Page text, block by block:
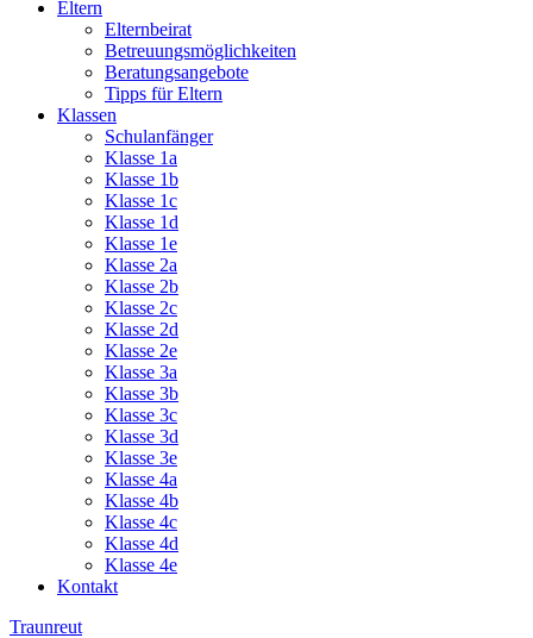
Eltern
Elternbeirat
Betreuungsmöglichkeiten
Beratungsangebote
Tipps für Eltern
Klassen
Schulanfänger
Klasse 1a
Klasse 1b
Klasse 1c
Klasse 1d
Klasse 1e
Klasse 2a
Klasse 2b
Klasse 2c
Klasse 2d
Klasse 2e
Klasse 3a
Klasse 3b
Klasse 3c
Klasse 3d
Klasse 3e
Klasse 4a
Klasse 4b
Klasse 4c
Klasse 4d
Klasse 4e
Kontakt
Traunreut